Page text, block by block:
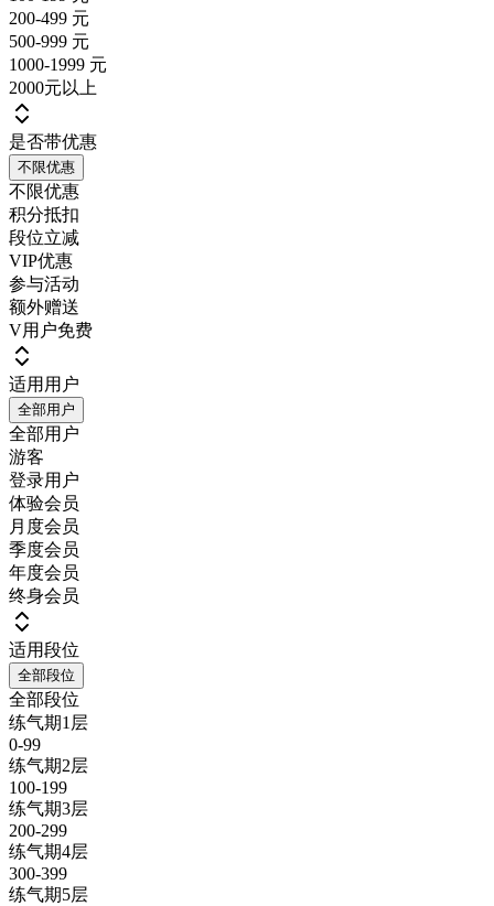
200-499 元
500-999 元
1000-1999 元
2000元以上
是否带优惠
不限优惠
不限优惠
积分抵扣
段位立减
VIP优惠
参与活动
额外赠送
V用户免费
适用用户
全部用户
全部用户
游客
登录用户
体验会员
月度会员
季度会员
年度会员
终身会员
适用段位
全部段位
全部段位
练气期1层
0-99
练气期2层
100-199
练气期3层
200-299
练气期4层
300-399
练气期5层